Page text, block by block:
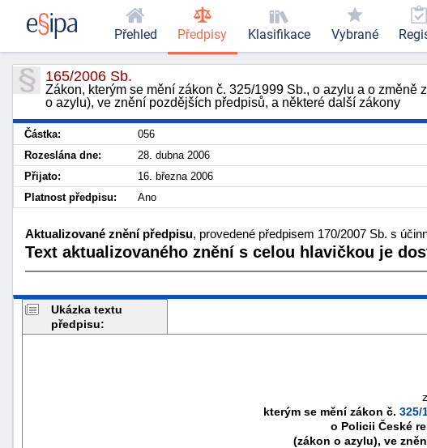
165/2006 Sb.
Zákon, kterým se mění zákon č. 325/1999 Sb., o azylu a o
o azylu), ve znění pozdějších předpisů, a některé další zákony
Částka: 056
Rozeslána dne:
28. dubna 2006
Přijato:
16. března 2006
Platnost předpisu:
Ano
Aktualizované znění předpisu, provedené předpisem 170/2007 Sb. s
Text aktualizovaného znění s celou hlavičkou je
Ukázka textu
předpisu:
kterým se mění zákon č. 325/
o Policii České
(zákon o azylu), ve
Přehled Předpisy Klasifikace Vybrané